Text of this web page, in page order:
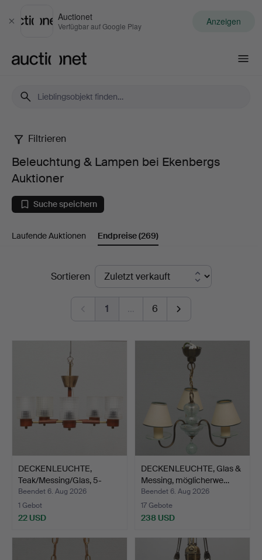
Schließen
Auctionet
Verfügbar auf Google Play Anzeigen
Beleuchtung
Lampen
bei
Auktioner
Filtrieren
Beleuchtung & Lampen bei Ekenbergs
Auktioner
Suche speichern
Laufende Auktionen Endpreise(269)
EndpreiseSortieren
1 … 6
DECKENLEUCHTE,
Teak/Messing/Glas, 5-
flammi…
Beendet 6. Aug 2026
1 Gebot
22 USD
DECKENLEUCHTE, Glas &
Messing, möglicherwe…
Beendet 6. Aug 2026
17 Gebote
238 USD